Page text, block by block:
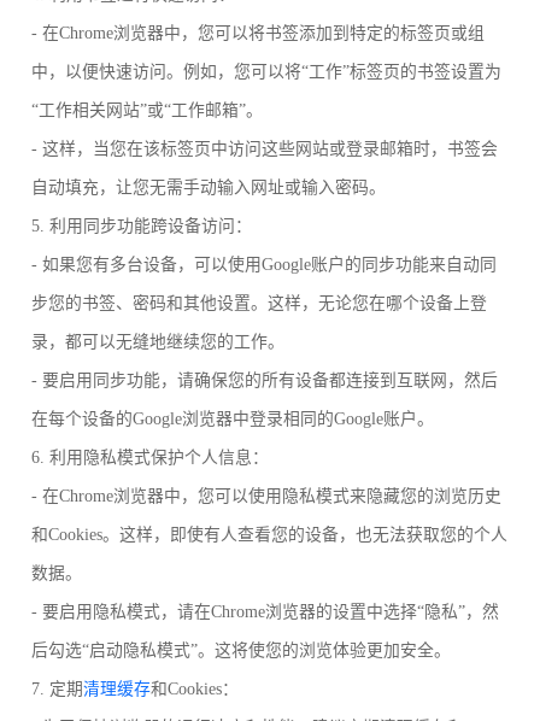
- 在Chrome浏览器中，您可以将书签添加到特定的标签页或组
中，以便快速访问。例如，您可以将“工作”标签页的书签设置为
“工作相关网站”或“工作邮箱”。
- 这样，当您在该标签页中访问这些网站或登录邮箱时，书签会
自动填充，让您无需手动输入网址或输入密码。
5. 利用同步功能跨设备访问：
- 如果您有多台设备，可以使用Google账户的同步功能来自动同
步您的书签、密码和其他设置。这样，无论您在哪个设备上登
录，都可以无缝地继续您的工作。
- 要启用同步功能，请确保您的所有设备都连接到互联网，然后
在每个设备的Google浏览器中登录相同的Google账户。
6. 利用隐私模式保护个人信息：
- 在Chrome浏览器中，您可以使用隐私模式来隐藏您的浏览历史
和Cookies。这样，即使有人查看您的设备，也无法获取您的个人
数据。
- 要启用隐私模式，请在Chrome浏览器的设置中选择“隐私”，然
后勾选“启动隐私模式”。这将使您的浏览体验更加安全。
7. 定期清理缓存和Cookies：